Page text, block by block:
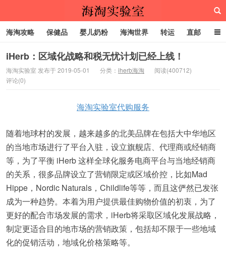
海淘攻略 保健品 婴儿奶粉 海淘世界 转运 直邮
代购服务
iHerb：区域化战略和税无忧计划已经上线！
海淘实验室 发布于 2019-05-01 分类： iherb海淘
阅读(400712)
评论(0)
海淘实验室代购服务
随着地球村的发展，越来越多的北美品牌在包括大中华地区
的当地市场进行了平台入驻，设立旗舰店、代理商或经销商
等，为了平衡 iHerb 这样全球化服务电商平台与当地经销商
的关系，很多品牌设立了营销限定或区域价控，比如Mad
Hippe，Nordic Naturals，Childlife等等，而且这俨然已发张
成为一种趋势。本着为用户提供最佳购物价值的初衷，为了
更好的配合市场发展的需求，iHerb将采取区域化发展战略，
制定更适合目的地市场的营销政策，包括却不限于一些地域
化的促销活动，地域化价格策略等。